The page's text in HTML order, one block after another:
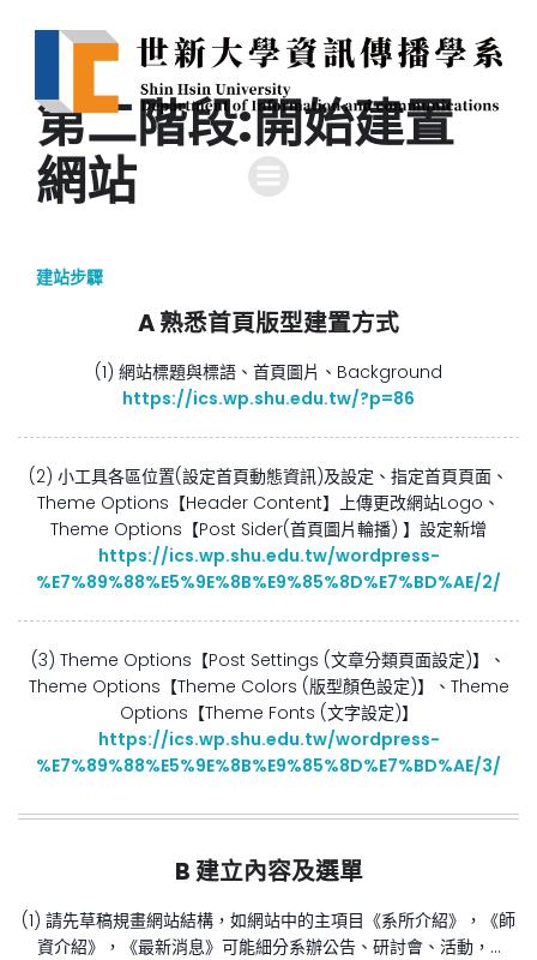
第二階段:開始建置
網站
建站步驟
A 熟悉首頁版型建置方式
(1) 網站標題與標語、首頁圖片、Background
https://ics.wp.shu.edu.tw/?p=86
(2) 小工具各區位置(設定首頁動態資訊)及設定、指定首頁頁面、
Theme Options【Header Content】上傳更改網站Logo、
Theme Options【Post Sider(首頁圖片輪播) 】設定新增
https://ics.wp.shu.edu.tw/wordpress-
%E7%89%88%E5%9E%8B%E9%85%8D%E7%BD%AE/2/
(3) Theme Options【Post Settings (文章分類頁面設定)】、
Theme Options【Theme Colors (版型顏色設定)】、Theme
Options【Theme Fonts (文字設定)】
https://ics.wp.shu.edu.tw/wordpress-
%E7%89%88%E5%9E%8B%E9%85%8D%E7%BD%AE/3/
B 建立內容及選單
(1) 請先草稿規畫網站結構，如網站中的主項目《系所介紹》，《師
資介紹》，《最新消息》可能細分系辦公告、研討會、活動，…